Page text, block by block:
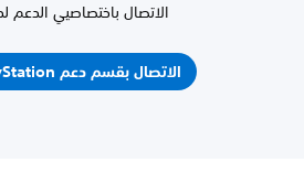
الاتصال باختصاصيي الدعم
الاتصال بقسم دعم PlayStation